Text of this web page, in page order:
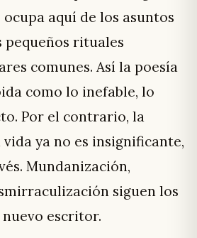
aquí de los asuntos
rituales
comunes. Así la poesía
como lo inefable, lo
Por el contrario, la
ya no es insignificante,
Mundanización,
siguen los
escritor.